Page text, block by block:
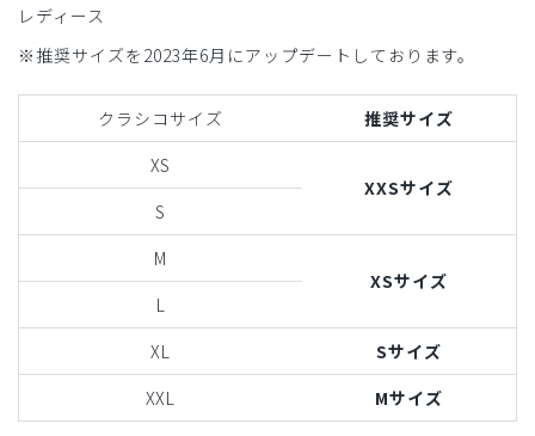
レディース
※推奨サイズを2023年6月にアップデートしております。
クラシコサイズ
推奨サイズ
XS
XXSサイズ
S
M
XSサイズ
L
XL
Sサイズ
XXL
Mサイズ